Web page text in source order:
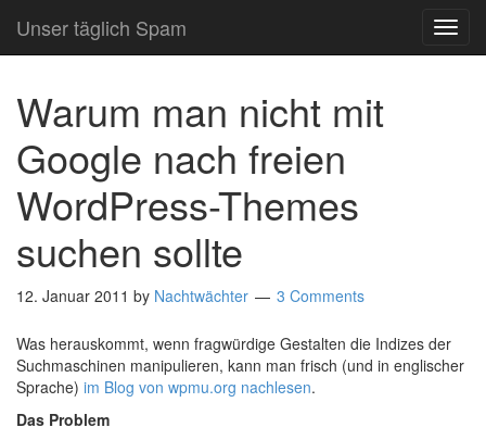
Unser täglich Spam
Warum man nicht mit
Google nach freien
WordPress-Themes
suchen sollte
12. Januar 2011 by Nachtwächter 3 Comments
Was herauskommt, wenn fragwürdige Gestalten die Indizes der
Suchmaschinen manipulieren, kann man frisch (und in englischer
Sprache) im Blog von wpmu.org nachlesen.
Das Problem